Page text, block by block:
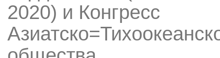
2020) и Конгресс